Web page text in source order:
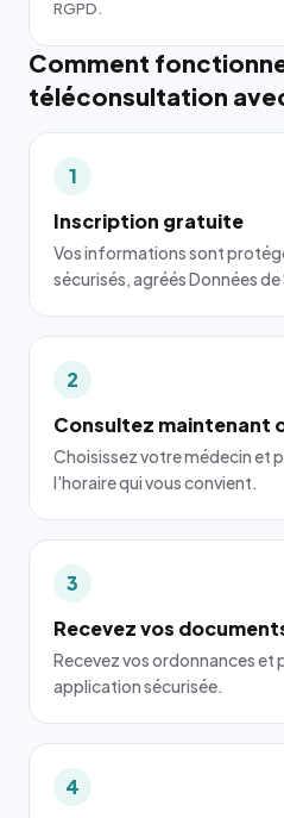
RGPD.
Comment
téléconsultation
1
Inscription gratuite
Vos informations sont
sécurisés, agréés Données
2
Consultez maintenant
Choisissez votre médecin et
l'horaire qui vous convient.
3
Recevez vos
Recevez vos ordonnances et
application sécurisée.
4